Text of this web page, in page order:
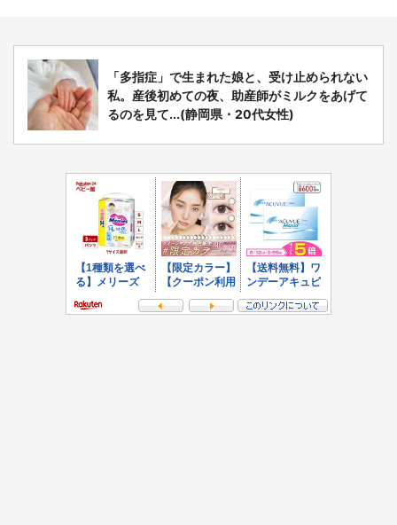
「多指症」で生まれた娘と、受け止められない
私。産後初めての夜、助産師がミルクをあげて
るのを見て...(静岡県・20代女性)